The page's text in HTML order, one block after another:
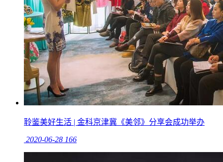
聆鉴美好生活 | 金科京津冀《美邻》分享会成功举办
2020-06-28 166